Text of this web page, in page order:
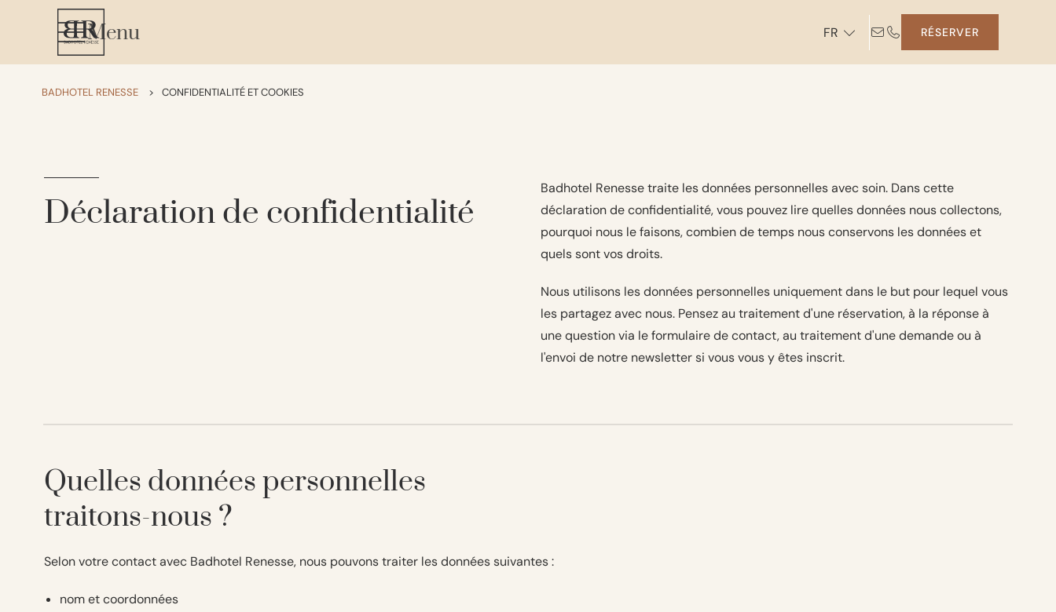
Menu FR RÉSERVER
BADHOTEL RENESSE > CONFIDENTIALITÉ ET COOKIES
Déclaration de confidentialité
Badhotel Renesse traite les données personnelles avec soin. Dans cette
déclaration de confidentialité, vous pouvez lire quelles données nous collectons,
pourquoi nous le faisons, combien de temps nous conservons les données et
quels sont vos droits.
Nous utilisons les données personnelles uniquement dans le but pour lequel vous
les partagez avec nous. Pensez au traitement d'une réservation, à la réponse à
une question via le formulaire de contact, au traitement d'une demande ou à
l'envoi de notre newsletter si vous vous y êtes inscrit.
Quelles données personnelles
traitons-nous ?
Selon votre contact avec Badhotel Renesse, nous pouvons traiter les données suivantes :
nom et coordonnées